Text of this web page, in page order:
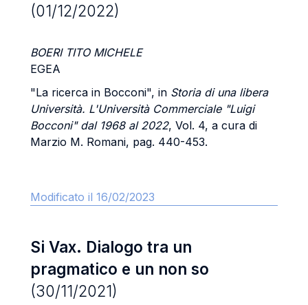
(01/12/2022)
BOERI TITO MICHELE
EGEA
"La ricerca in Bocconi", in Storia di una libera
Università. L'Università Commerciale "Luigi
Bocconi" dal 1968 al 2022, Vol. 4, a cura di
Marzio M. Romani, pag. 440-453.
Modificato il 16/02/2023
Si Vax. Dialogo tra un
pragmatico e un non so
(30/11/2021)